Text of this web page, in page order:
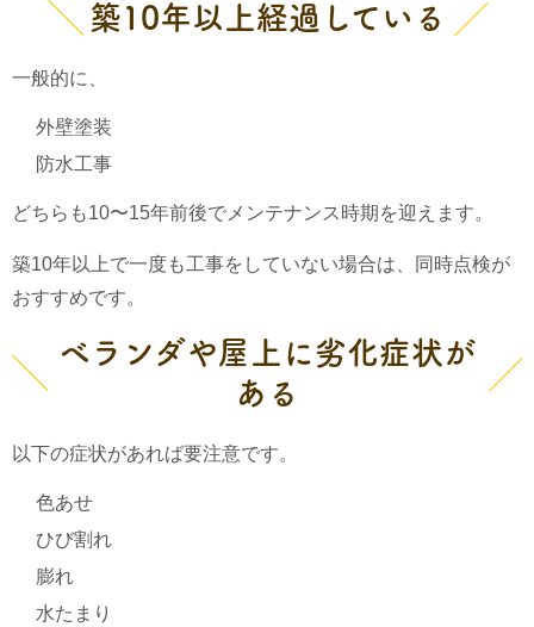
築10年以上経過している
一般的に、
外壁塗装
防水工事
どちらも10〜15年前後でメンテナンス時期を迎えます。
築10年以上で一度も工事をしていない場合は、同時点検が
おすすめです。
ベランダや屋上に劣化症状が
ある
以下の症状があれば要注意です。
色あせ
ひび割れ
膨れ
水たまり